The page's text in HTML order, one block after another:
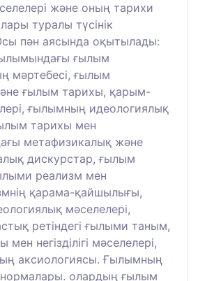
және оның тарихи
туралы түсінік
пән аясында оқытылады:
ғылым
мәртебесі, ғылым
ғылым тарихы, қарым-
ғылымның идеологиялық
тарихы мен
метафизикалық және
дискурстар, ғылым
реализм мен
қарама-қайшылығы,
мәселелері,
ретіндегі ғылыми таным,
негізділігі мәселелері,
аксиологиясы. Ғылымның
олардың ғылым